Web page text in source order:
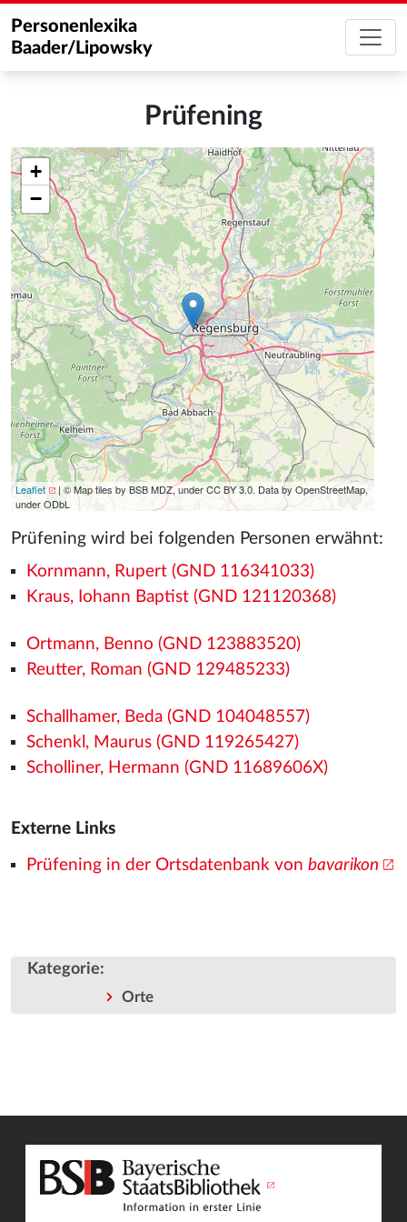
Personenlexika
Baader/Lipowsky
Prüfening
+
−
Leaflet
| © Map tiles by BSB MDZ, under CC BY 3.0. Data by OpenStreetMap,
under ODbL
Prüfening wird bei folgenden Personen erwähnt:
Kornmann, Rupert (GND 116341033)
Kraus, Iohann Baptist (GND 121120368)
Ortmann, Benno (GND 123883520)
Reutter, Roman (GND 129485233)
Schallhamer, Beda (GND 104048557)
Schenkl, Maurus (GND 119265427)
Scholliner, Hermann (GND 11689606X)
Externe Links
Prüfening in der Ortsdatenbank von bavarikon
Kategorie:
Orte